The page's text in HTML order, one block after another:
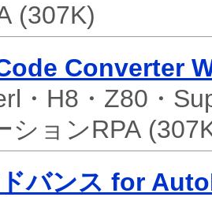
(307K)
Converter
・H8・Z80・
ションRPA
バンス for